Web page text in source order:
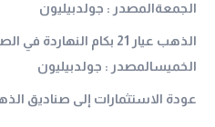
الجمعةالمصدر : جولدبيليون
الذهب عيار 21 بكام
الخميسالمصدر : جولدبيليون
عودة الاستثمارات إلى صناديق